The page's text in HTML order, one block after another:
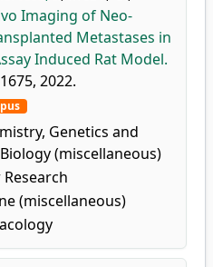
Imaging of Neo-
Metastases in
Induced Rat Model.
2022.
Genetics and
(miscellaneous)
(miscellaneous)